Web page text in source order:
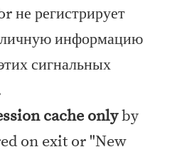
не регистрирует
информацию
сигнальных
cache onlyby
on exit or "New